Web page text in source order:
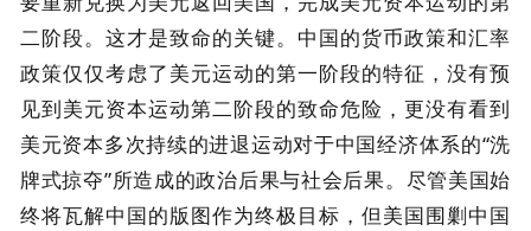
二阶段。这才是致命的关键。中国的货币政策和汇率
政策仅仅考虑了美元运动的第一阶段的特征，没有预
见到美元资本运动第二阶段的致命危险，更没有看到
美元资本多次持续的进退运动对于中国经济体系的“洗
牌式掠夺”所造成的政治后果与社会后果。尽管美国始
终将瓦解中国的版图作为终极目标，但美国围剿中国